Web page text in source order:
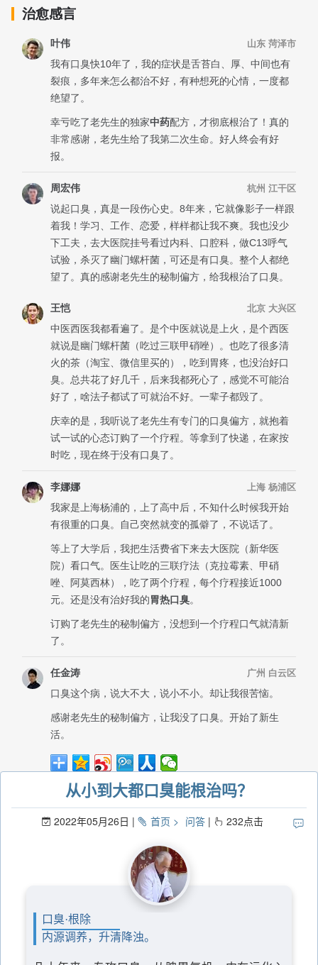
从小到大都口臭能根治吗？
2022年05月26日 首页 问答 232点击
口臭·根除
内源调养，升清降浊。